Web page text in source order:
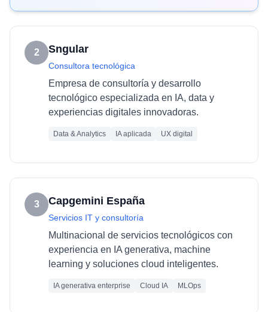
2 Sngular
Consultora tecnológica
Empresa de consultoría y desarrollo
tecnológico especializada en IA, data y
experiencias digitales innovadoras.
Data & Analytics IA aplicada UX digital
3 Capgemini España
Servicios IT y consultoría
Multinacional de servicios tecnológicos con
experiencia en IA generativa, machine
learning y soluciones cloud inteligentes.
IA generativa enterprise Cloud IA MLOps